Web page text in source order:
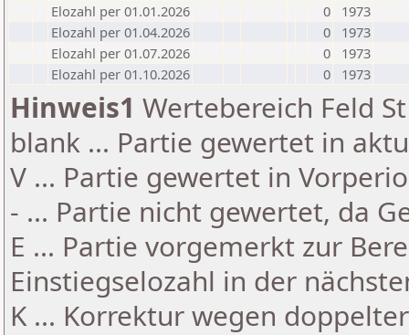
Elozahl per 01.01.2026
0
1973
Elozahl per 01.04.2026
0
1973
Elozahl per 01.07.2026
0
1973
Elozahl per 01.10.2026
0 1973
Hinweis1 Wertebereich Feld
blank ... Partie gewertet in
V ... Partie gewertet in
- ... Partie nicht gewertet, da
E ... Partie vorgemerkt zur
Einstiegselozahl in der
K ... Korrektur wegen